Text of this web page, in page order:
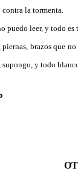
la tormenta.
puedo leer, y todo
piernas, brazos que
y todo